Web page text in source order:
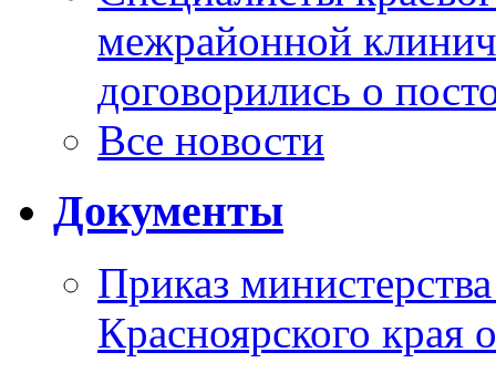
межрайонной
договорились о
Все новости
Документы
Приказ
Красноярского